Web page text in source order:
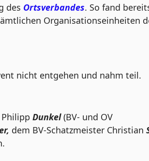
des Ortsverbandes. So fand
Organisationseinheiten
nicht entgehen und nahm teil.
Dunkel(BV- und OV
dem BV-Schatzmeister Christian